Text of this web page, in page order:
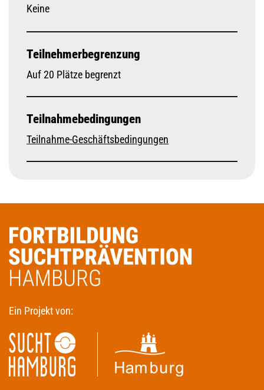
Keine
Teilnehmerbegrenzung
Auf 20 Plätze begrenzt
Teilnahmebedingungen
Teilnahme-Geschäftsbedingungen
Ein Projekt von: